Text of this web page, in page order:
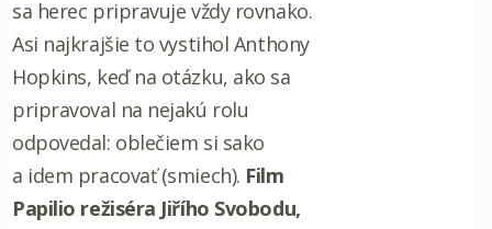
sa herec pripravuje vždy rovnako.
Asi najkrajšie to vystihol Anthony
Hopkins, keď na otázku, ako sa
pripravoval na nejakú rolu
odpovedal: oblečiem si sako
a idem pracovať (smiech). Film
Papilio režiséra Jiřího Svobodu,